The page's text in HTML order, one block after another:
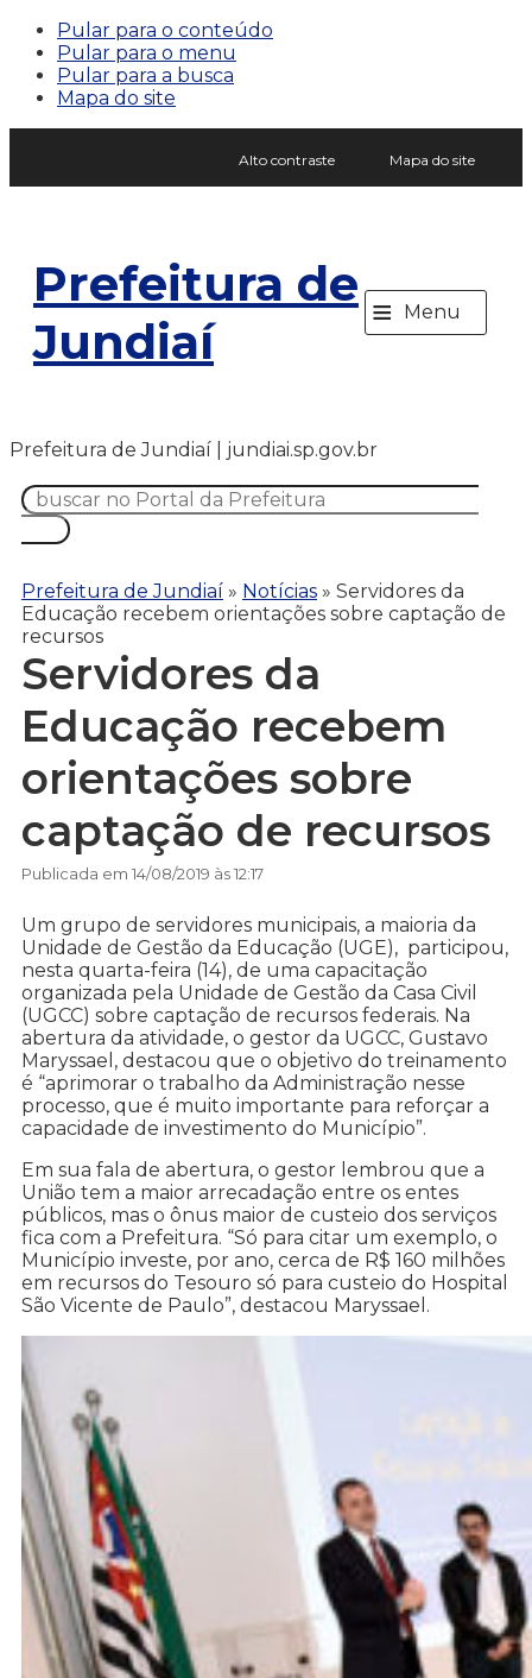
Pular para o conteúdo
Pular para o menu
Pular para a busca
Mapa do site
Alto contraste Mapa do site
Prefeitura de
Jundiaí
≡ Menu
Prefeitura de Jundiaí | jundiai.sp.gov.br
Prefeitura de Jundiaí » Notícias » Servidores da
Educação recebem orientações sobre captação de
recursos
Servidores da
Educação recebem
orientações sobre
captação de recursos
Publicada em 14/08/2019 às 12:17
Um grupo de servidores municipais, a maioria da
Unidade de Gestão da Educação (UGE), participou,
nesta quarta-feira (14), de uma capacitação
organizada pela Unidade de Gestão da Casa Civil
(UGCC) sobre captação de recursos federais. Na
abertura da atividade, o gestor da UGCC, Gustavo
Maryssael, destacou que o objetivo do treinamento
é “aprimorar o trabalho da Administração nesse
processo, que é muito importante para reforçar a
capacidade de investimento do Município”.
Em sua fala de abertura, o gestor lembrou que a
União tem a maior arrecadação entre os entes
públicos, mas o ônus maior de custeio dos serviços
fica com a Prefeitura. “Só para citar um exemplo, o
Município investe, por ano, cerca de R$ 160 milhões
em recursos do Tesouro só para custeio do Hospital
São Vicente de Paulo”, destacou Maryssael.